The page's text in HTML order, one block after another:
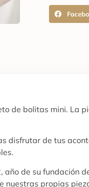
de bolitas mini. La
de tus
de su fundación
propias